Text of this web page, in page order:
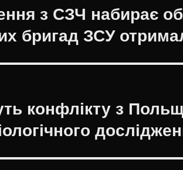
з СЗЧ набирає
бригад ЗСУ
конфлікту з